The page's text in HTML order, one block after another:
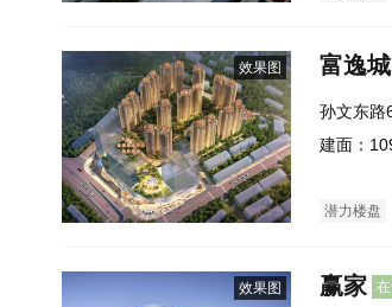
效果图 富逸
孙文东路
建面：
潜力楼盘
效果图 赢家